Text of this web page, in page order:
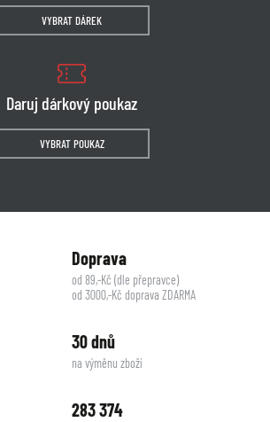
VYBRAT DÁREK
Daruj dárkový poukaz
VYBRAT POUKAZ
Doprava
od 89,-Kč (dle přepravce)
od 3000,-Kč doprava ZDARMA
30 dnů
na výměnu zboží
283 374